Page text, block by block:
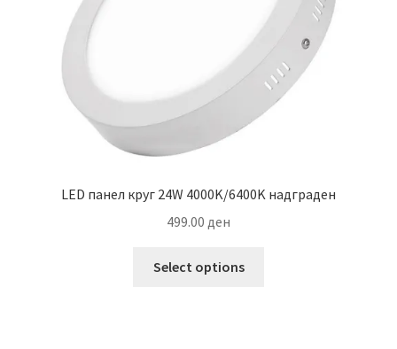
on
the
product
page
LED панел круг 24W 4000K/6400K надграден
499.00 ден
Select options